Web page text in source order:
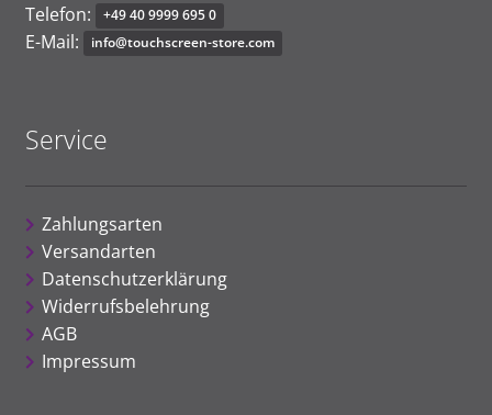
Telefon: +494099996950
E-Mail: info@touchscreen-store.com
Service
Zahlungsarten
Versandarten
Datenschutzerklärung
Widerrufsbelehrung
AGB
Impressum